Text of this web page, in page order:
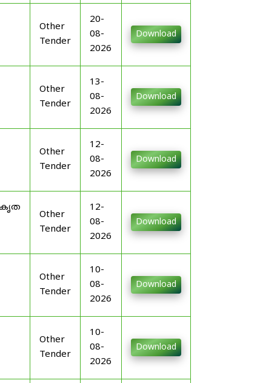
Other
Tender
20-
08-
2026
Download
Other
Tender
13-
08-
2026
Download
Other
Tender
12-
08-
2026
Download
Other
Tender
12-
08-
2026
Download
Other
Tender
10-
08-
2026
Download
Other
Tender
10-
08-
2026
Download